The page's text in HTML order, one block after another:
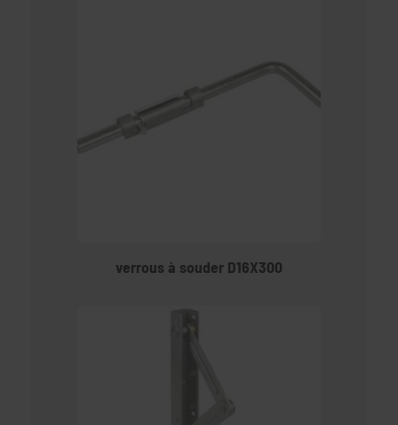
verrous à souder D16X300